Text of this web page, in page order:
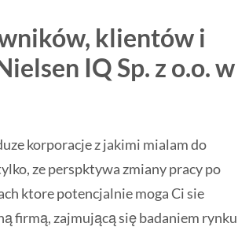
klientów i
IQ Sp. z o.o. w
korporacje z jakimi mialam do
ze perspktywa zmiany pracy po
ktore potencjalnie moga Ci sie
firmą, zajmującą się badaniem rynku